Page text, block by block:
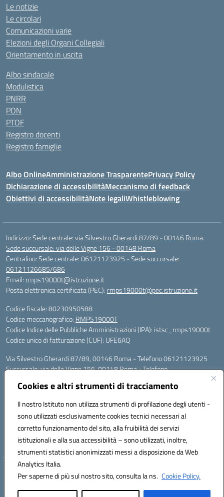
Cookies e altri strumenti di tracciamento
Il nostro Istituto non utilizza strumenti di profilazione degli utenti -
sono utilizzati esclusivamente cookies tecnici necessari al
corretto funzionamento del sito, alla fruibilità dei servizi
istituzionali e alla sua accessibilità – sono utilizzati, inoltre,
strumenti statistici anonimizzati messi a disposizione da Web
Analytics Italia.
Per saperne di più sul nostro sito, consulta la ns. Cookie Policy.
Le notizie
Le circolari
Comunicazioni varie
Elezioni degli Organi Collegiali
Orientamento in uscita
Albo sindacale
Modulistica
PNRR
PON
PTOF
Registro docenti
Registro famiglie
Albo OnlineAmministrazione TrasparentePrivacy Policy
Dichiarazione di accessibilitàMeccanismo di feedback
Obiettivi di accessibilitàNote legaliWhistleblowing
Indirizzo:Sede centrale: via Silvestro Gherardi 87/89 - 00146 Roma.
Sede succursale: via delle Vigne 156 - 00148 Roma
Centralino:Sede centrale: 06121123925 - Sede succursale:
06121126685/686
Email: rmps19000t@istruzione.it
Posta elettronica certificata (PEC): rmps19000t@pec.istruzione.it
Codice fiscale: 80230950588
Codice meccanografico: RMPS19000T
Codice Indice delle Pubbliche Amministrazioni (IPA): istsc_rmps19000t
Codice unico di fatturazione (CUF): UFE6AQ
Via Silvestro Gherardi 87/89, 00146 Roma - Telefono 06121123925
Succursale: via delle Vigne 156, 00148 Roma - Telefono
Mail: rmps19000t@istruzione.it - PEC: rmps19000t@pec.istruzione.it
Per contatti con il Dirigente Scolastico, utilizzare esclusivamente
Codice univoco ufficio: UFE6AQ
Codice meccanografico: RMPS19000T
Codice fiscale: 80230950588
Hosting & Powered by 3D Solution S.r.l.
Concept & Design by Designers Italia